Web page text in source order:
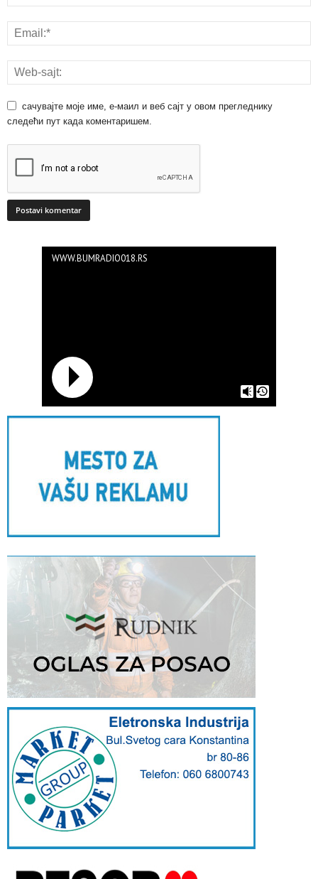
сачувајте моје име, е-маил и веб сајт у овом прегледнику
следећи пут када коментаришем.
WWW.BUMRADIO018.RS